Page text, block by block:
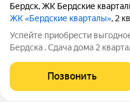
Бердск,ЖК Бердские
ЖК «Бердские кварталы», 2
Успейте приобрести
Бердска . Сдача дома 2
мало! Ремонт: предчистовая
заведено, проводка
Позвонить